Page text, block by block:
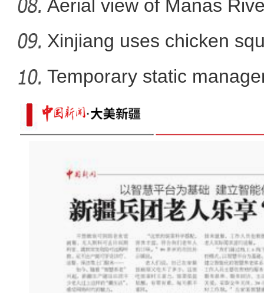
【新疆故事】新疆味道
Aerial view of Manas
Xinjiang uses chicken
Temporary static
parts